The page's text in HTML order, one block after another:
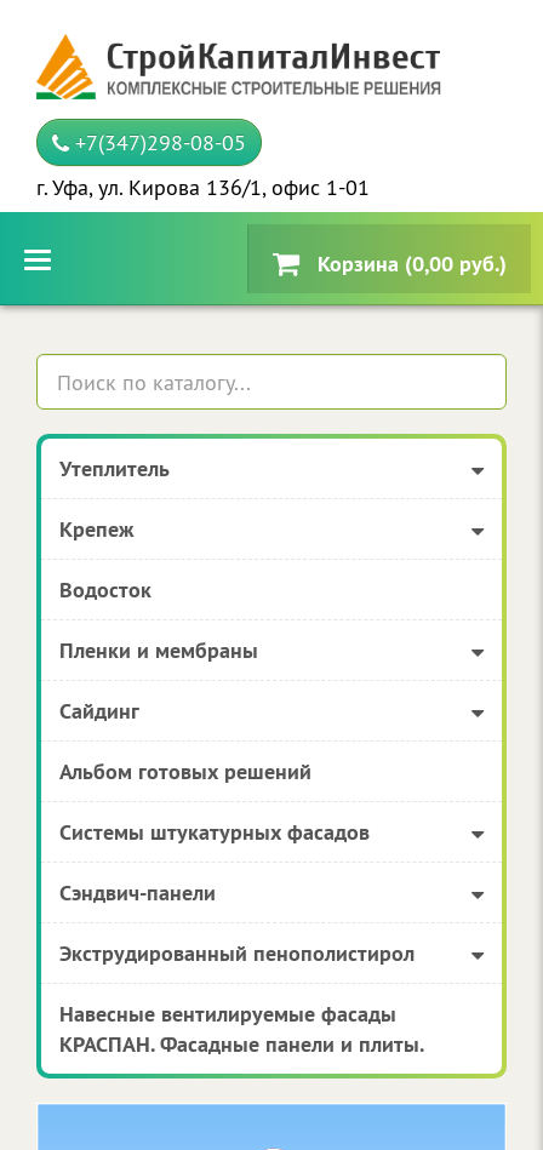
+7(347)298-08-05
г. Уфа, ул. Кирова 136/1, офис 1-01
Корзина (0,00 руб.)
Утеплитель
Крепеж
Водосток
Пленки и мембраны
Сайдинг
Альбом готовых решений
Системы штукатурных фасадов
Сэндвич-панели
Экструдированный пенополистирол
Навесные вентилируемые фасады
КРАСПАН. Фасадные панели и плиты.